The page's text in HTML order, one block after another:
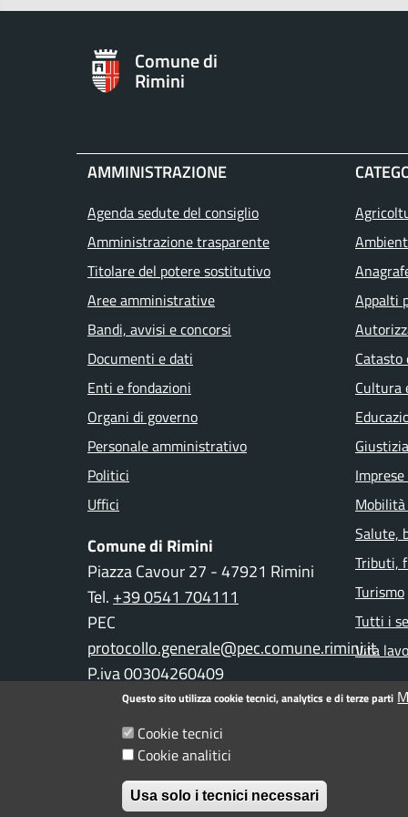
Comune di
Rimini
AMMINISTRAZIONE
Agenda sedute del consiglio
Amministrazione trasparente
Titolare del potere sostitutivo
Aree amministrative
Bandi, avvisi e concorsi
Documenti e dati
Enti e fondazioni
Organi di governo
Personale amministrativo
Politici
Uffici
Comune di Rimini
Piazza Cavour 27 - 47921 Rimini
Tel. +39 0541 704111
PEC
protocollo.generale@pec.comune.rimini.it
P.iva 00304260409
Appalti
Cultura
Salute,
Tributi,
Turismo
Tutti i
Vita
Menu piè di pagina
Informativa privacy Note legali
© Comune di Rimini. Tutti i diritti riservati.
Questo sito utilizza cookie tecnici, analytics e di terze parti
Cookie tecnici
Cookie analitici
Usa solo i tecnici necessari